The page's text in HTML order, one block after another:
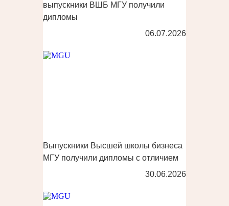
выпускники ВШБ МГУ получили
дипломы
06.07.2026
Выпускники Высшей школы бизнеса
МГУ получили дипломы с отличием
30.06.2026